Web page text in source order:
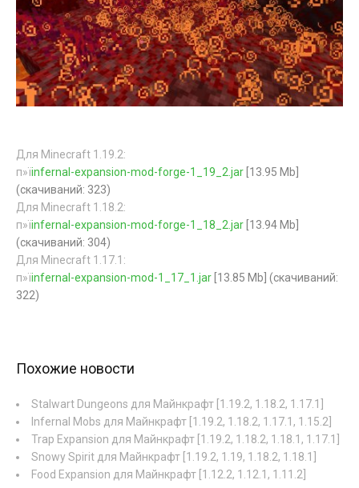
Для Minecraft 1.19.2:
п»їinfernal-expansion-mod-forge-1_19_2.jar [13.95 Mb]
(cкачиваний: 323)
Для Minecraft 1.18.2:
п»їinfernal-expansion-mod-forge-1_18_2.jar [13.94 Mb]
(cкачиваний: 304)
Для Minecraft 1.17.1:
п»їinfernal-expansion-mod-1_17_1.jar [13.85 Mb] (cкачиваний:
322)
Похожие новости
Stalwart Dungeons для Майнкрафт [1.19.2, 1.18.2, 1.17.1]
Infernal Mobs для Майнкрафт [1.19.2, 1.18.2, 1.17.1, 1.15.2]
Trap Expansion для Майнкрафт [1.19.2, 1.18.2, 1.18.1, 1.17.1]
Snowy Spirit для Майнкрафт [1.19.2, 1.19, 1.18.2, 1.18.1]
Food Expansion для Майнкрафт [1.12.2, 1.12.1, 1.11.2]